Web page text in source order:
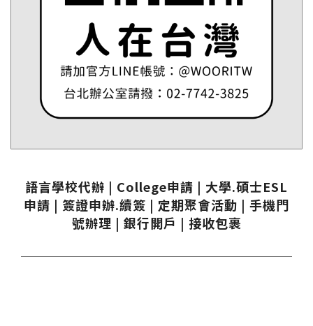
語言學校代辦 | College申請 | 大學.碩士ESL
申請 | 簽證申辦.續簽 | 定期聚會活動 | 手機門
號辦理 | 銀行開戶 | 接收包裹